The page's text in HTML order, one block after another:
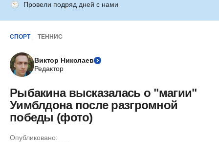
Провели подряд дней с нами
СПОРТ ТЕННИС
Виктор Николаев
Редактор
Рыбакина высказалась о "магии"
Уимблдона после разгромной
победы (фото)
Опубликовано: